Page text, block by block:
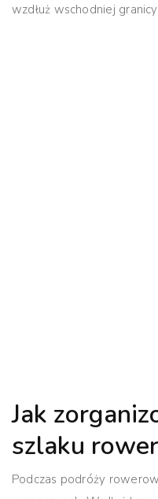
wzdłuż wschodniej
Jak
szlaku
Podczas podróży